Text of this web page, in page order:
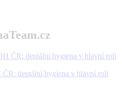
ČR: dentální hygiena v hlavní roli